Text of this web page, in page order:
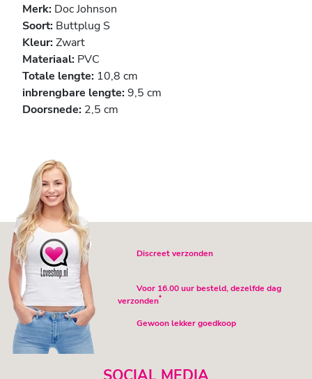
Merk: Doc Johnson
Soort: Buttplug S
Kleur:Zwart
Materiaal: PVC
Totale lengte: 10,8 cm
inbrengbare lengte:9,5 cm
Doorsnede: 2,5 cm
Discreet verzonden
Voor 16.00 uur besteld, dezelfde dag
verzonden*
Gewoon lekker goedkoop